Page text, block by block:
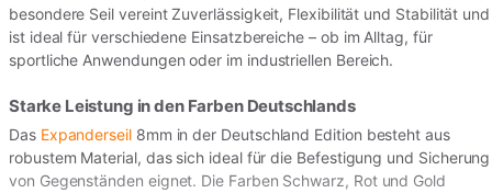
besondere Seil vereint Zuverlässigkeit, Flexibilität und Stabilität und
ist ideal für verschiedene Einsatzbereiche – ob im Alltag, für
sportliche Anwendungen oder im industriellen Bereich.
Starke Leistung in den Farben Deutschlands
Das Expanderseil8mm in der Deutschland Edition besteht aus
robustem Material, das sich ideal für die Befestigung und Sicherung
von Gegenständen eignet. Die Farben Schwarz, Rot und Gold